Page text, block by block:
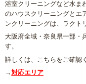
浴室クリーニングなど水ま
のハウスクリーニングとエ
ンクリーニングは、ラクト
大阪府全域・奈良県一部
す。
詳しくは、こちらをご確認
→対応エリア